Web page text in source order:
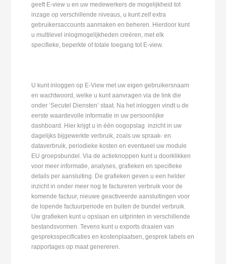
geeft E-view u en uw medewerkers de mogelijkheid tot
inzage op verschillende niveaus, u kunt zelf extra
gebruikersaccounts aanmaken en beheren. Hierdoor kunt
u multilevel inlogmogelijkheden creëren, met elk
specifieke, beperkte of totale toegang tot E-view.
U kunt inloggen op E-View met uw eigen gebruikersnaam
en wachtwoord, welke u kunt aanvragen via de link die
onder ‘Secutel Diensten’ staat. Na het inloggen vindt u de
eerste waardevolle informatie in uw persoonlijke
dashboard. Hier krijgt u in één oogopslag inzicht in uw
dagelijks bijgewerkte verbruik, zoals uw spraak- en
dataverbruik, periodieke kosten en eventueel uw module
EU groepsbundel. Via de actieknoppen kunt u doorklikken
voor meer informatie, analyses, grafieken en specifieke
details per aansluiting. De grafieken geven u een helder
inzicht in onder meer nog te factureren verbruik voor de
komende factuur, nieuwe geactiveerde aansluitingen voor
de lopende factuurperiode en buiten de bundel verbruik.
Uw grafieken kunt u opslaan en uitprinten in verschillende
bestandsvormen. Tevens kunt u exports draaien van
gespreksspecificaties en kostenplaatsen, gesprek labels en
rapportages op maat genereren.